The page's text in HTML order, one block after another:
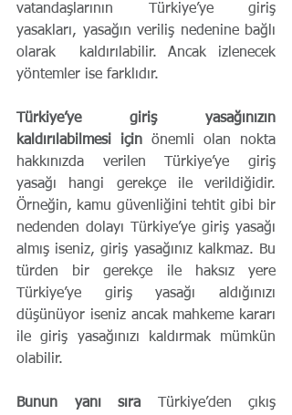
vatandaşlarının Türkiye’ye giriş
yasakları, yasağın veriliş nedenine bağlı
olarak  kaldırılabilir. Ancak izlenecek
yöntemler ise farklıdır.
Türkiye’ye giriş yasağınızın
kaldırılabilmesi için önemli olan nokta
hakkınızda verilen Türkiye’ye giriş
yasağı hangi gerekçe ile verildiğidir.
Örneğin, kamu güvenliğini tehtit gibi bir
nedenden dolayı Türkiye’ye giriş yasağı
almış iseniz, giriş yasağınız kalkmaz. Bu
türden bir gerekçe ile haksız yere
Türkiye’ye giriş yasağı aldığınızı
düşünüyor iseniz ancak mahkeme kararı
ile giriş yasağınızı kaldırmak mümkün
olabilir.
Bunun yanı sıra Türkiye’den çıkış